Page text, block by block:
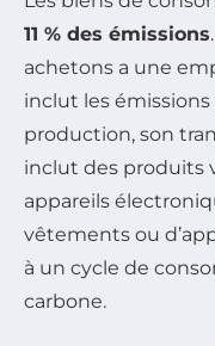
11 % des émissions
achetons a une
inclut les émissions
production, son
inclut des produits
appareils
vêtements ou
à un cycle de
carbone.